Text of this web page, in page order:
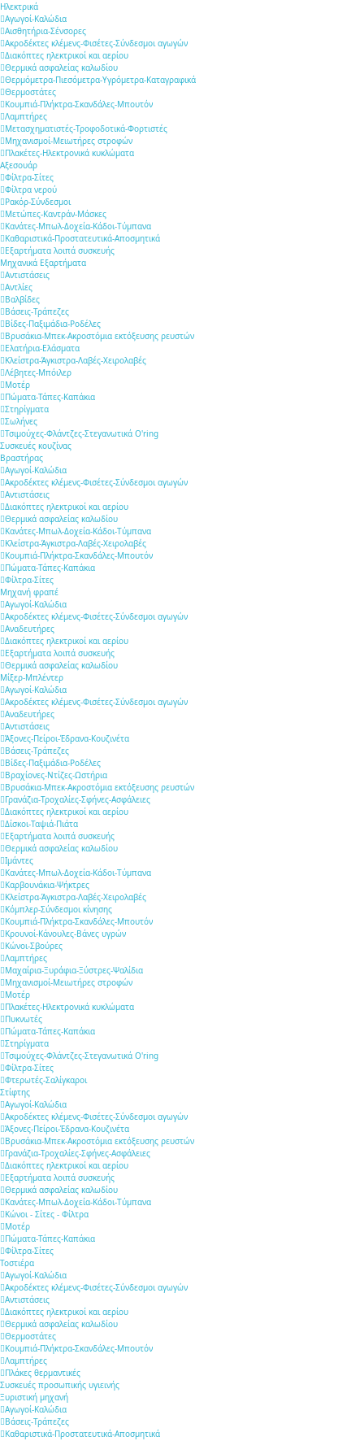
Ηλεκτρικά
Αγωγοί-Καλώδια
Αισθητήρια-Σένσορες
Ακροδέκτες κλέμενς-Φισέτες-Σύνδεσμοι αγωγών
Διακόπτες ηλεκτρικοί και αερίου
Θερμικά ασφαλείας καλωδίου
Θερμόμετρα-Πιεσόμετρα-Υγρόμετρα-Καταγραφικά
Θερμοστάτες
Κουμπιά-Πλήκτρα-Σκανδάλες-Μπουτόν
Λαμπτήρες
Μετασχηματιστές-Τροφοδοτικά-Φορτιστές
Μηχανισμοί-Μειωτήρες στροφών
Πλακέτες-Ηλεκτρονικά κυκλώματα
Αξεσουάρ
Φίλτρα-Σίτες
Φίλτρα νερού
Ρακόρ-Σύνδεσμοι
Μετώπες-Καντράν-Μάσκες
Κανάτες-Μπωλ-Δοχεία-Κάδοι-Τύμπανα
Καθαριστικά-Προστατευτικά-Αποσμητικά
Εξαρτήματα λοιπά συσκευής
Μηχανικά Εξαρτήματα
Αντιστάσεις
Αντλίες
Βαλβίδες
Βάσεις-Τράπεζες
Βίδες-Παξιμάδια-Ροδέλες
Βρυσάκια-Μπεκ-Ακροστόμια εκτόξευσης ρευστών
Ελατήρια-Ελάσματα
Κλείστρα-Άγκιστρα-Λαβές-Χειρολαβές
Λέβητες-Μπόιλερ
Μοτέρ
Πώματα-Τάπες-Καπάκια
Στηρίγματα
Σωλήνες
Τσιμούχες-Φλάντζες-Στεγανωτικά O'ring
Συσκευές κουζίνας
Βραστήρας
Αγωγοί-Καλώδια
Ακροδέκτες κλέμενς-Φισέτες-Σύνδεσμοι αγωγών
Αντιστάσεις
Διακόπτες ηλεκτρικοί και αερίου
Θερμικά ασφαλείας καλωδίου
Κανάτες-Μπωλ-Δοχεία-Κάδοι-Τύμπανα
Κλείστρα-Άγκιστρα-Λαβές-Χειρολαβές
Κουμπιά-Πλήκτρα-Σκανδάλες-Μπουτόν
Πώματα-Τάπες-Καπάκια
Φίλτρα-Σίτες
Μηχανή φραπέ
Αγωγοί-Καλώδια
Ακροδέκτες κλέμενς-Φισέτες-Σύνδεσμοι αγωγών
Αναδευτήρες
Διακόπτες ηλεκτρικοί και αερίου
Εξαρτήματα λοιπά συσκευής
Θερμικά ασφαλείας καλωδίου
Μίξερ-Μπλέντερ
Αγωγοί-Καλώδια
Ακροδέκτες κλέμενς-Φισέτες-Σύνδεσμοι αγωγών
Αναδευτήρες
Αντιστάσεις
Άξονες-Πείροι-Έδρανα-Κουζινέτα
Βάσεις-Τράπεζες
Βίδες-Παξιμάδια-Ροδέλες
Βραχίονες-Ντίζες-Ωστήρια
Βρυσάκια-Μπεκ-Ακροστόμια εκτόξευσης ρευστών
Γρανάζια-Τροχαλίες-Σφήνες-Ασφάλειες
Διακόπτες ηλεκτρικοί και αερίου
Δίσκοι-Ταψιά-Πιάτα
Εξαρτήματα λοιπά συσκευής
Θερμικά ασφαλείας καλωδίου
Ιμάντες
Κανάτες-Μπωλ-Δοχεία-Κάδοι-Τύμπανα
Καρβουνάκια-Ψήκτρες
Κλείστρα-Άγκιστρα-Λαβές-Χειρολαβές
Κόμπλερ-Σύνδεσμοι κίνησης
Κουμπιά-Πλήκτρα-Σκανδάλες-Μπουτόν
Κρουνοί-Κάνουλες-Βάνες υγρών
Κώνοι-Σβούρες
Λαμπτήρες
Μαχαίρια-Ξυράφια-Ξύστρες-Ψαλίδια
Μηχανισμοί-Μειωτήρες στροφών
Μοτέρ
Πλακέτες-Ηλεκτρονικά κυκλώματα
Πυκνωτές
Πώματα-Τάπες-Καπάκια
Στηρίγματα
Τσιμούχες-Φλάντζες-Στεγανωτικά O'ring
Φίλτρα-Σίτες
Φτερωτές-Σαλίγκαροι
Στίφτης
Αγωγοί-Καλώδια
Ακροδέκτες κλέμενς-Φισέτες-Σύνδεσμοι αγωγών
Άξονες-Πείροι-Έδρανα-Κουζινέτα
Βρυσάκια-Μπεκ-Ακροστόμια εκτόξευσης ρευστών
Γρανάζια-Τροχαλίες-Σφήνες-Ασφάλειες
Διακόπτες ηλεκτρικοί και αερίου
Εξαρτήματα λοιπά συσκευής
Θερμικά ασφαλείας καλωδίου
Κανάτες-Μπωλ-Δοχεία-Κάδοι-Τύμπανα
Κώνοι - Σίτες - Φίλτρα
Μοτέρ
Πώματα-Τάπες-Καπάκια
Φίλτρα-Σίτες
Τοστιέρα
Αγωγοί-Καλώδια
Ακροδέκτες κλέμενς-Φισέτες-Σύνδεσμοι αγωγών
Αντιστάσεις
Διακόπτες ηλεκτρικοί και αερίου
Θερμικά ασφαλείας καλωδίου
Θερμοστάτες
Κουμπιά-Πλήκτρα-Σκανδάλες-Μπουτόν
Λαμπτήρες
Πλάκες θερμαντικές
Συσκευές προσωπικής υγιεινής
Ξυριστική μηχανή
Αγωγοί-Καλώδια
Βάσεις-Τράπεζες
Καθαριστικά-Προστατευτικά-Αποσμητικά